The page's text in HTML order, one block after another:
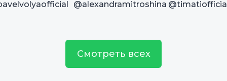
@alexandramitroshina
Смотреть всех